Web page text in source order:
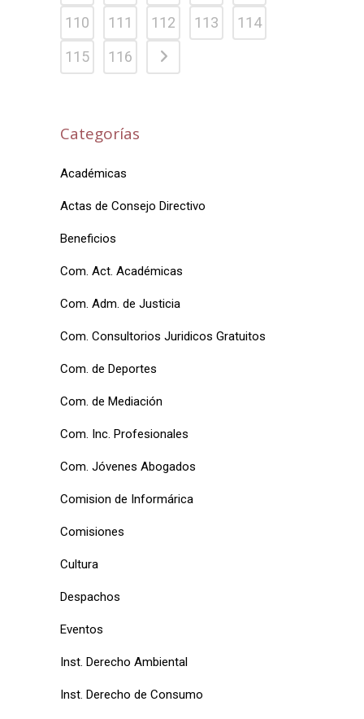
110
111 112 113
114
115
116
Categorías
Académicas
Actas de Consejo Directivo
Beneficios
Com. Act. Académicas
Com. Adm. de Justicia
Com. Consultorios Juridicos Gratuitos
Com. de Deportes
Com. de Mediación
Com. Inc. Profesionales
Com. Jóvenes Abogados
Comision de Informárica
Comisiones
Cultura
Despachos
Eventos
Inst. Derecho Ambiental
Inst. Derecho de Consumo